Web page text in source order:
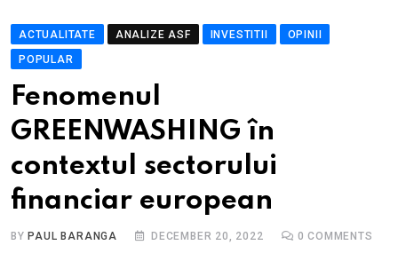
ACTUALITATE ANALIZE ASF INVESTITII
OPINII
POPULAR
Fenomenul
GREENWASHING în
contextul sectorului
financiar european
BY PAUL BARANGA DECEMBER 20, 2022 0 COMMENTS